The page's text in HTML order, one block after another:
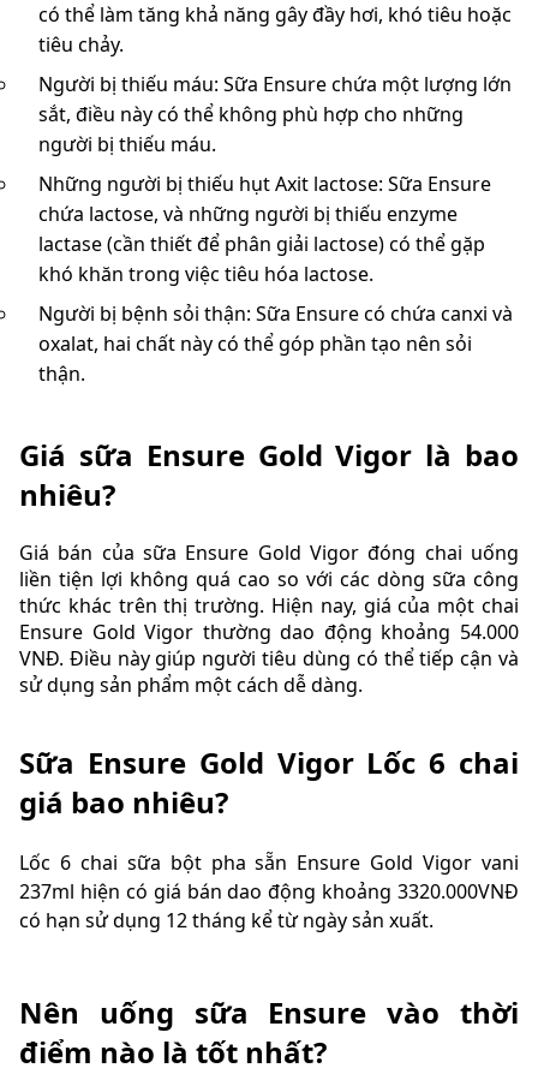
có thể làm tăng khả năng gây đầy hơi, khó tiêu hoặc
tiêu chảy.
Người bị thiếu máu: Sữa Ensure chứa một lượng lớn
sắt, điều này có thể không phù hợp cho những
người bị thiếu máu.
Những người bị thiếu hụt Axit lactose: Sữa Ensure
chứa lactose, và những người bị thiếu enzyme
lactase (cần thiết để phân giải lactose) có thể gặp
khó khăn trong việc tiêu hóa lactose.
Người bị bệnh sỏi thận: Sữa Ensure có chứa canxi và
oxalat, hai chất này có thể góp phần tạo nên sỏi
thận.
Giá sữa Ensure Gold Vigor là bao
nhiêu?
Giá bán của sữa Ensure Gold Vigor đóng chai uống
liền tiện lợi không quá cao so với các dòng sữa công
thức khác trên thị trường. Hiện nay, giá của một chai
Ensure Gold Vigor thường dao động khoảng 54.000
VNĐ. Điều này giúp người tiêu dùng có thể tiếp cận và
sử dụng sản phẩm một cách dễ dàng.
Sữa Ensure Gold Vigor Lốc 6 chai
giá bao nhiêu?
Lốc 6 chai sữa bột pha sẵn Ensure Gold Vigor vani
237ml hiện có giá bán dao động khoảng 3320.000VNĐ
có hạn sử dụng 12 tháng kể từ ngày sản xuất.
Nên uống sữa Ensure vào thời
điểm nào là tốt nhất?